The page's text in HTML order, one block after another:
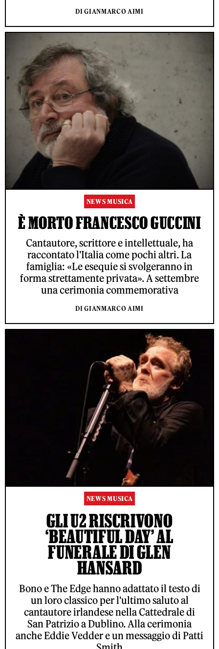
DI GIANMARCO AIMI
NEWS MUSICA
È MORTO FRANCESCO GUCCINI
Cantautore, scrittore e intellettuale, ha
raccontato l'Italia come pochi altri. La
famiglia: «Le esequie si svolgeranno in
forma strettamente privata». A settembre
una cerimonia commemorativa
DI GIANMARCO AIMI
NEWS MUSICA
GLI U2 RISCRIVONO
‘BEAUTIFUL DAY’ AL
FUNERALE DI GLEN
HANSARD
Bono e The Edge hanno adattato il testo di
un loro classico per l'ultimo saluto al
cantautore irlandese nella Cattedrale di
San Patrizio a Dublino. Alla cerimonia
anche Eddie Vedder e un messaggio di Patti